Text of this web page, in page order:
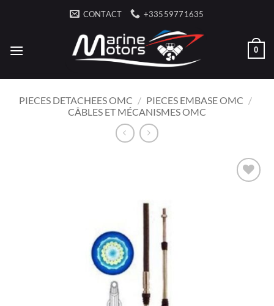
CONTACT +33559771635
0
PIECES DETACHEES OMC / PIECES EMBASE OMC /
CÂBLES ET MÉCANISMES OMC